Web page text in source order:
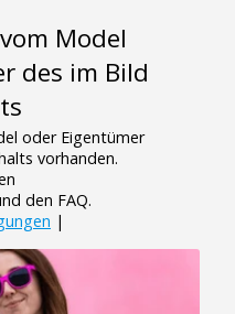
Model
des im Bild
oder Eigentümer
vorhanden.
den FAQ.
|